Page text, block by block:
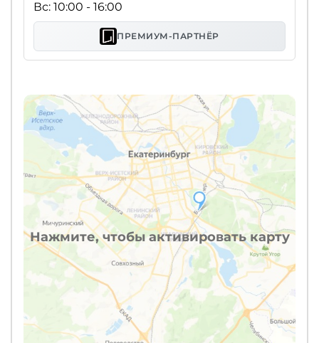
Нажмите, чтобы активировать карту
Вс: 10:00 - 16:00
ПРЕМИУМ-ПАРТНЁР